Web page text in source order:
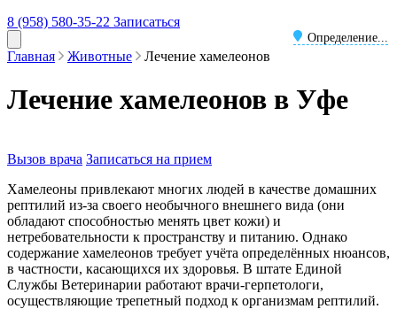
8 (958) 580-35-22
Определение...
Записаться
Главная Животные Лечение хамелеонов
Лечение хамелеонов в Уфе
Вызов врача Записаться на прием
Хамелеоны привлекают многих людей в качестве домашних
рептилий из-за своего необычного внешнего вида (они
обладают способностью менять цвет кожи) и
нетребовательности к пространству и питанию. Однако
содержание хамелеонов требует учёта определённых нюансов,
в частности, касающихся их здоровья. В штате Единой
Службы Ветеринарии работают врачи-герпетологи,
осуществляющие трепетный подход к организмам рептилий.